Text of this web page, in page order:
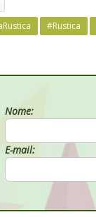
#Rustica
Nome:
E-mail: